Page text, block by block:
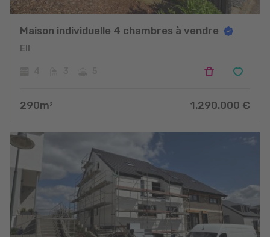
Maison individuelle 4 chambres à vendre
Ell
290m 2 1.290.000 €